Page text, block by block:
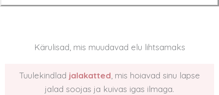
Kärulisad, mis muudavad elu lihtsamaks
Tuulekindlad jalakatted , mis hoiavad sinu lapse
jalad soojas ja kuivas igas ilmaga.